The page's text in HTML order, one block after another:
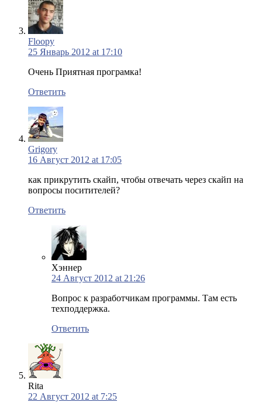
Floopy
25 Январь 2012 at 17:10
Очень Приятная програмка!
Ответить
Grigory
16 Август 2012 at 17:05
как прикрутить скайп, чтобы отвечать через скайп на
вопросы поситителей?
Ответить
Хэннер
24 Август 2012 at 21:26
Вопрос к разработчикам программы. Там есть
техподдержка.
Ответить
Rita
22 Август 2012 at 7:25